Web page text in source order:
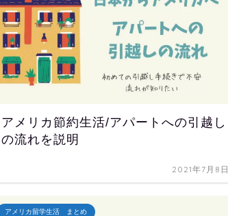
アメリカ節約生活/アパートへの引越し
の流れを説明
2021年7月8日
アメリカ留学生活 まとめ